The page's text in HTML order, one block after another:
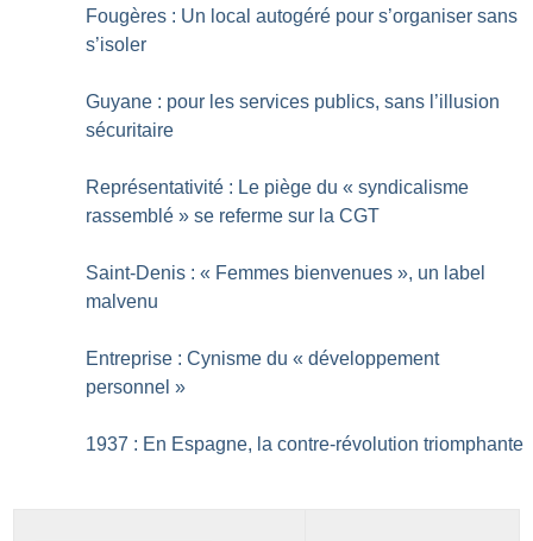
Fougères : Un local autogéré pour s’organiser sans
s’isoler
Guyane : pour les services publics, sans l’illusion
sécuritaire
Représentativité : Le piège du « syndicalisme
rassemblé » se referme sur la CGT
Saint-Denis : « Femmes bienvenues », un label
malvenu
Entreprise : Cynisme du « développement
personnel »
1937 : En Espagne, la contre-révolution triomphante